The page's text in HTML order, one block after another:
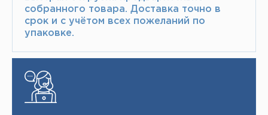
собранного товара.​ Доставка точно в
срок и с учётом всех пожеланий по
упаковке.​